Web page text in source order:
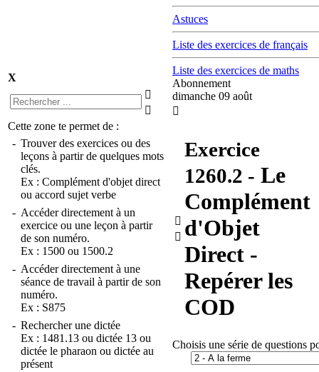
X


Cette zone te permet de :
- Trouver des exercices ou des
leçons à partir de quelques mots
clés.
Ex : Complément d'objet direct
ou accord sujet verbe
- Accéder directement à un
exercice ou une leçon à partir
de son numéro.
Ex : 1500 ou 1500.2
- Accéder directement à une
séance de travail à partir de son
numéro.
Ex : S875
- Rechercher une dictée
Ex : 1481.13 ou dictée 13 ou
dictée le pharaon ou dictée au
présent
Astuces
Liste des exercices de français
Liste des exercices de maths
Abonnement
dimanche 09 août



Exercice
1260.2 - Le
Complément
d'Objet
Direct -
Repérer les
COD
Choisis une série de questions